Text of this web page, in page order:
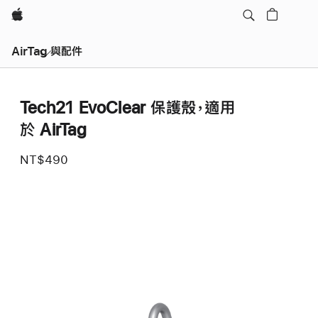
Apple
AirTag 與配件
Tech21 EvoClear 保護殼，適用
於 AirTag
NT$490